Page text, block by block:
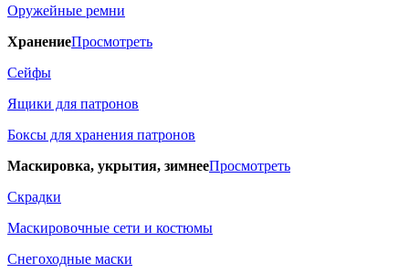
Оружейные ремни
ХранениеПросмотреть
Сейфы
Ящики для патронов
Боксы для хранения патронов
Маскировка, укрытия, зимнееПросмотреть
Скрадки
Маскировочные сети и костюмы
Снегоходные маски